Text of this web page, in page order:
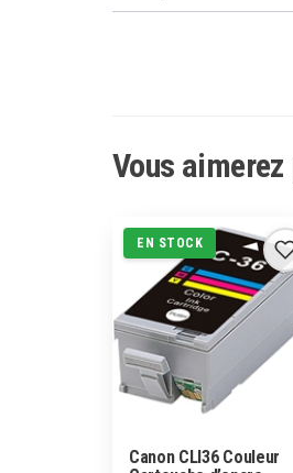
Vous
EN STOCK
Canon CLI36 Couleur